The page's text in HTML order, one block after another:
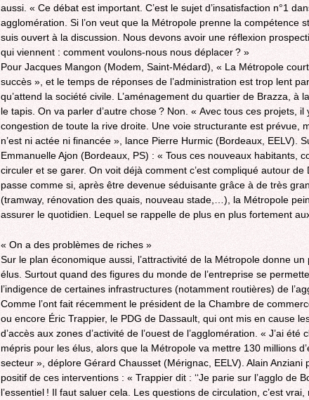
aussi. « Ce débat est important. C’est le sujet d’insatisfaction n°1
agglomération. Si l’on veut que la Métropole prenne la compétence
suis ouvert à la discussion. Nous devons avoir une réflexion
qui viennent : comment voulons-nous nous déplacer ? »
Pour Jacques Mangon (Modem, Saint-Médard), « La Métropole
succès », et le temps de réponses de l’administration est trop lent
qu’attend la société civile. L’aménagement du quartier de Brazza, à
le tapis. On va parler d’autre chose ? Non. « Avec tous ces projets, il
congestion de toute la rive droite. Une voie structurante est prévue,
n’est ni actée ni financée », lance Pierre Hurmic (Bordeaux, EELV).
Emmanuelle Ajon (Bordeaux, PS) : « Tous ces nouveaux habitants,
circuler et se garer. On voit déjà comment c’est compliqué autour
passe comme si, après être devenue séduisante grâce à de très
(tramway, rénovation des quais, nouveau stade,…), la Métropole
assurer le quotidien. Lequel se rappelle de plus en plus fortement
« On a des problèmes de riches »
Sur le plan économique aussi, l’attractivité de la Métropole donne un
élus. Surtout quand des figures du monde de l’entreprise se
l’indigence de certaines infrastructures (notamment routières) de
Comme l’ont fait récemment le président de la Chambre de
ou encore Éric Trappier, le PDG de Dassault, qui ont mis en cause
d’accès aux zones d’activité de l’ouest de l’agglomération. « J’ai été
mépris pour les élus, alors que la Métropole va mettre 130 millions
secteur », déplore Gérard Chausset (Mérignac, EELV). Alain Anziani
positif de ces interventions : « Trappier dit : ‘‘Je parie sur l’agglo de
l’essentiel ! Il faut saluer cela. Les questions de circulation, c’est